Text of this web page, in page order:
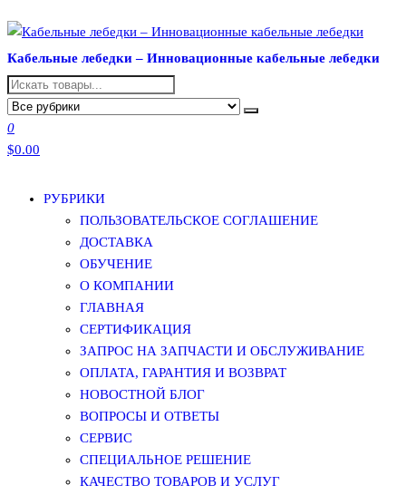
к
содержимому
Кабельные лебедки – Инновационные кабельные лебедки
0
$0.00
РУБРИКИ
ПОЛЬЗОВАТЕЛЬСКОЕ СОГЛАШЕНИЕ
ДОСТАВКА
ОБУЧЕНИЕ
О КОМПАНИИ
ГЛАВНАЯ
СЕРТИФИКАЦИЯ
ЗАПРОС НА ЗАПЧАСТИ И ОБСЛУЖИВАНИЕ
ОПЛАТА, ГАРАНТИЯ И ВОЗВРАТ
НОВОСТНОЙ БЛОГ
ВОПРОСЫ И ОТВЕТЫ
СЕРВИС
СПЕЦИАЛЬНОЕ РЕШЕНИЕ
КАЧЕСТВО ТОВАРОВ И УСЛУГ